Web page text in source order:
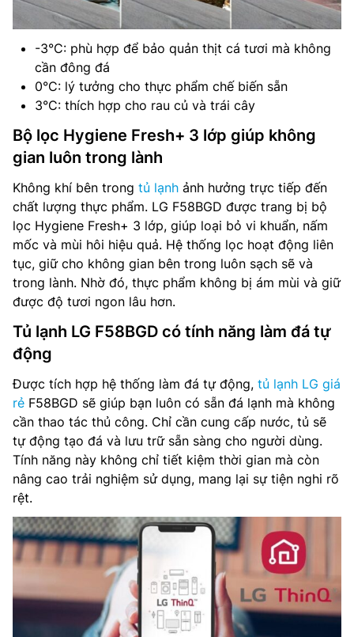
-3°C: phù hợp để bảo quản thịt cá tươi mà không
cần đông đá
0°C: lý tưởng cho thực phẩm chế biến sẵn
3°C: thích hợp cho rau củ và trái cây
Bộ lọc Hygiene Fresh+ 3 lớp giúp không
gian luôn trong lành
Không khí bên trong tủ lạnh ảnh hưởng trực tiếp đến
chất lượng thực phẩm. LG F58BGD được trang bị bộ
lọc Hygiene Fresh+ 3 lớp, giúp loại bỏ vi khuẩn, nấm
mốc và mùi hôi hiệu quả. Hệ thống lọc hoạt động liên
tục, giữ cho không gian bên trong luôn sạch sẽ và
trong lành. Nhờ đó, thực phẩm không bị ám mùi và giữ
được độ tươi ngon lâu hơn.
Tủ lạnh LG F58BGD có tính năng làm đá tự
động
Được tích hợp hệ thống làm đá tự động, tủ lạnh LG giá
rẻ F58BGD sẽ giúp bạn luôn có sẵn đá lạnh mà không
cần thao tác thủ công. Chỉ cần cung cấp nước, tủ sẽ
tự động tạo đá và lưu trữ sẵn sàng cho người dùng.
Tính năng này không chỉ tiết kiệm thời gian mà còn
nâng cao trải nghiệm sử dụng, mang lại sự tiện nghi rõ
rệt.